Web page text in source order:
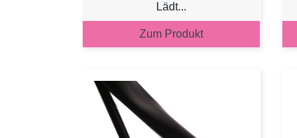
Lädt...
Zum Produkt